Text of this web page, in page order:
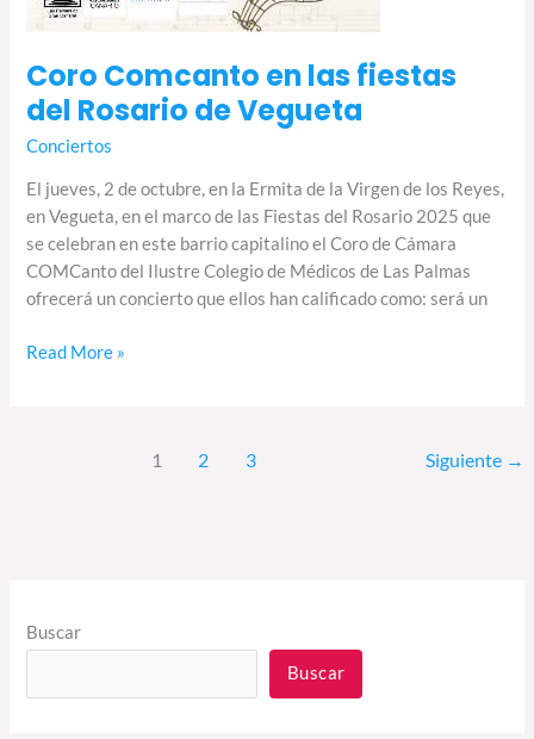
Coro Comcanto en las fiestas
del Rosario de Vegueta
Conciertos
El jueves, 2 de octubre, en la Ermita de la Virgen de los Reyes,
en Vegueta, en el marco de las Fiestas del Rosario 2025 que
se celebran en este barrio capitalino el Coro de Cámara
COMCanto del Ilustre Colegio de Médicos de Las Palmas
ofrecerá un concierto que ellos han calificado como: será un
Read More »
1 2 3 Siguiente →
Buscar
Buscar